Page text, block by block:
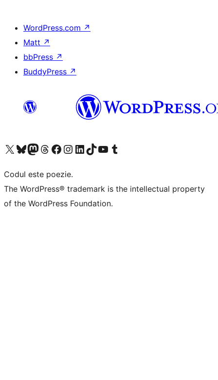
WordPress.com ↗
Matt ↗
bbPress ↗
BuddyPress ↗
Mergi la contul nostru X (fost Twitter)
Vizitează contul nostru Bluesky
Vizitează contul nostru Mastodon
Vizitează contul nostru Threads
Vizitează pagina noastră Facebook
Vizitează-ne pe Instagram
Vizitează-ne pe LinkedIn
Vizitează contul nostru TikTok
Vizitează canalul nostru YouTube
Vizitează contul nostru Tumblr
Codul este poezie.
The WordPress® trademark is the intellectual property
of the WordPress Foundation.